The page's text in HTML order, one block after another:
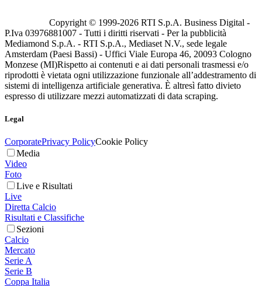
Copyright © 1999-2026 RTI S.p.A. Business Digital -
P.Iva 03976881007 - Tutti i diritti riservati - Per la pubblicità
Mediamond S.p.A. - RTI S.p.A., Mediaset N.V., sede legale
Amsterdam (Paesi Bassi) - Uffici Viale Europa 46, 20093 Cologno
Monzese (MI)Rispetto ai contenuti e ai dati personali trasmessi e/o
riprodotti è vietata ogni utilizzazione funzionale all’addestramento di
sistemi di intelligenza artificiale generativa. È altresì fatto divieto
espresso di utilizzare mezzi automatizzati di data scraping.
Legal
CorporatePrivacy PolicyCookie Policy
Media
Video
Foto
Live e Risultati
Live
Diretta Calcio
Risultati e Classifiche
Sezioni
Calcio
Mercato
Serie A
Serie B
Coppa Italia